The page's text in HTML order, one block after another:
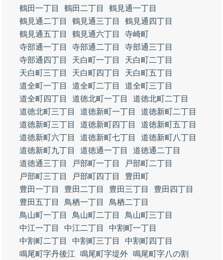
鶴田一丁目
鶴田二丁目
鶴見通一丁目
鶴見通二丁目
鶴見通三丁目
鶴見通四丁目
鶴見通五丁目
鶴見通六丁目
寺崎町
寺部通一丁目
寺部通二丁目
寺部通三丁目
寺部通四丁目
天白町一丁目
天白町二丁目
天白町三丁目
天白町四丁目
天白町五丁目
道全町一丁目
道全町二丁目
道全町三丁目
道全町四丁目
道徳北町一丁目
道徳北町二丁目
道徳北町三丁目
道徳新町一丁目
道徳新町二丁目
道徳新町三丁目
道徳新町四丁目
道徳新町五丁目
道徳新町六丁目
道徳新町七丁目
道徳新町八丁目
道徳新町九丁目
道徳通一丁目
道徳通二丁目
道徳通三丁目
戸部町一丁目
戸部町二丁目
戸部町三丁目
戸部町四丁目
豊田町
豊田一丁目
豊田二丁目 豊田三丁目
豊田四丁目
豊田五丁目
鳥栖一丁目
鳥栖二丁目
鳥山町一丁目
鳥山町二丁目
鳥山町三丁目
中江一丁目
中江二丁目
中割町一丁目
中割町二丁目
中割町三丁目
中割町四丁目
鳴尾町字丹後江
鳴尾町字堤外 鳴尾町字八の割